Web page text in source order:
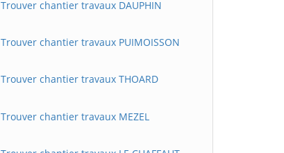
Trouver chantier travaux DAUPHIN
Trouver chantier travaux PUIMOISSON
Trouver chantier travaux THOARD
Trouver chantier travaux MEZEL